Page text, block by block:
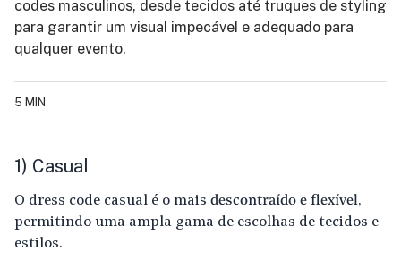
codes masculinos, desde tecidos até truques de styling
para garantir um visual impecável e adequado para
qualquer evento.
5 MIN
1) Casual
O dress code casual é o mais descontraído e flexível,
permitindo uma ampla gama de escolhas de tecidos e
estilos.